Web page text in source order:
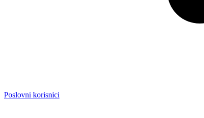
Poslovni korisnici